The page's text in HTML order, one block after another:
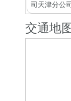
司天津分公司
交通地图